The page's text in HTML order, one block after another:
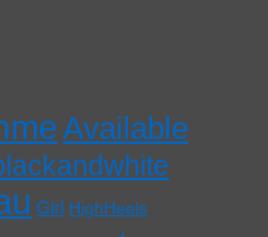
Available
Girl HighHeels